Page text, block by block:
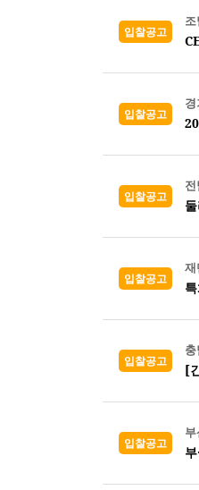
입찰공고
입찰공고
입찰공고
입찰공고
재
입찰공고
[
입찰공고